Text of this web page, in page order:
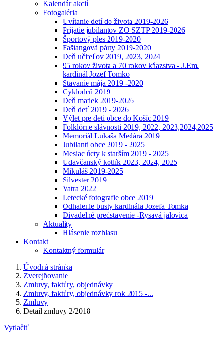
Kalendár akcií
Fotogaléria
Uvítanie detí do života 2019-2026
Prijatie jubilantov ZO SZTP 2019-2026
Športový ples 2019-2020
Fašiangová párty 2019-2020
Deň učiteľov 2019, 2023, 2024
95 rokov života a 70 rokov kňazstva - J.Em.
kardinál Jozef Tomko
Stavanie mája 2019 -2020
Cyklodeň 2019
Deň matiek 2019-2026
Deň detí 2019 - 2026
Výlet pre deti obce do Košíc 2019
Folklórne slávnosti 2019, 2022, 2023,2024,2025
Memoriál Lukáša Medára 2019
Jubilanti obce 2019 - 2025
Mesiac úcty k starším 2019 - 2025
Udavčanský kotlík 2023, 2024, 2025
Mikuláš 2019-2025
Silvester 2019
Vatra 2022
Letecké fotografie obce 2019
Odhalenie busty kardinála Jozefa Tomka
Divadelné predstavenie -Rysavá jalovica
Aktuality
Hlásenie rozhlasu
Kontakt
Kontaktný formulár
Úvodná stránka
Zverejňovanie
Zmluvy, faktúry, objednávky
Zmluvy, faktúry, objednávky rok 2015 -...
Zmluvy
Detail zmluvy 2/2018
Vytlačiť